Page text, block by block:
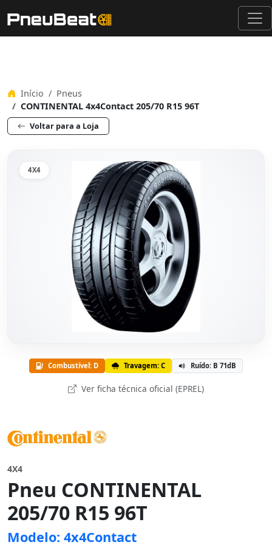
Início
Pneus
CONTINENTAL 4x4Contact 205/70 R15 96T
Voltar para a Loja
4X4
Combustível: D Travagem: C Ruído: B 71dB
Ver ficha técnica oficial (EPREL)
4X4
Pneu CONTINENTAL
205/70 R15 96T
Modelo: 4x4Contact